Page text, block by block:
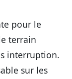
pour le
terrain
interruption.
sur les